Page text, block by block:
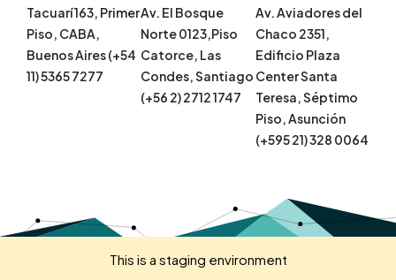
Tacuarí 163, Primer
Piso, CABA,
Buenos Aires (+54
11) 5365 7277
Av. El Bosque
Norte 0123,Piso
Catorce, Las
Condes, Santiago
(+56 2) 2712 1747
Av. Aviadores del
Chaco 2351,
Edificio Plaza
Center Santa
Teresa, Séptimo
Piso, Asunción
(+595 21) 328 0064
This is a staging environment